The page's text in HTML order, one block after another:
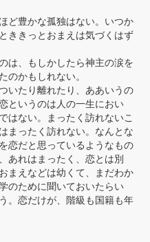
ど豊かな孤独はない。いつか
ききっとおまえは気づくはず
は、もしかしたら神主の涙を
のかもしれない。
いたり離れたり、ああいうの
というのは人の一生におい
はない。まったく訪れないこ
まったく訪れない。なんとな
恋だと思っているようなもの
あれはまったく、恋とは別
まえなどは幼くて、まだわか
のために聞いておいたらい
。恋だけが、階級も国籍も年